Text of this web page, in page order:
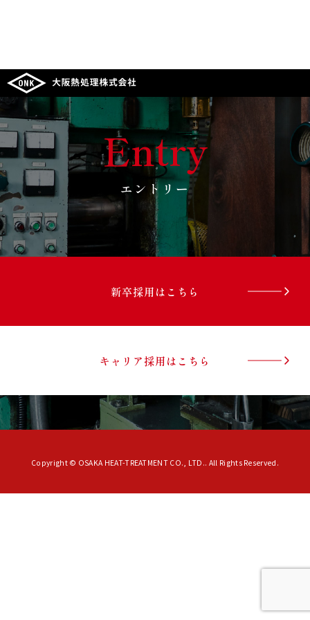
Entry
エントリー
新卒採用はこちら
キャリア採用はこちら
Copyright © OSAKA HEAT-TREATMENT CO., LTD.. All Rights Reserved.